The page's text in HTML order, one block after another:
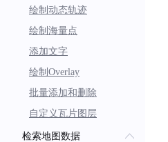
绘制动态轨迹
绘制海量点
添加文字
绘制Overlay
批量添加和删除
自定义瓦片图层
检索地图数据